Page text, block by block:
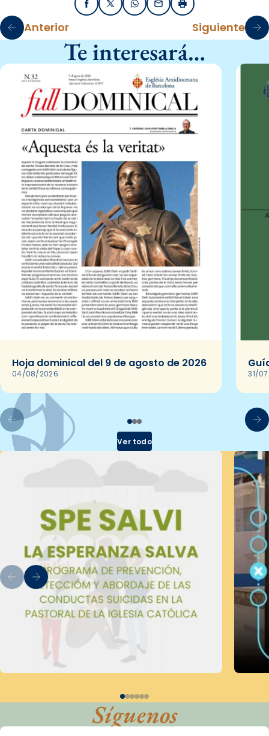
FacebookX / TwitterWhatsApp
EmailImprimir
Anterior Siguiente
Te interesará…
Hoja dominical del 9 de agosto de 2026
04/08/2026 31/
Ver todo
Síguenos